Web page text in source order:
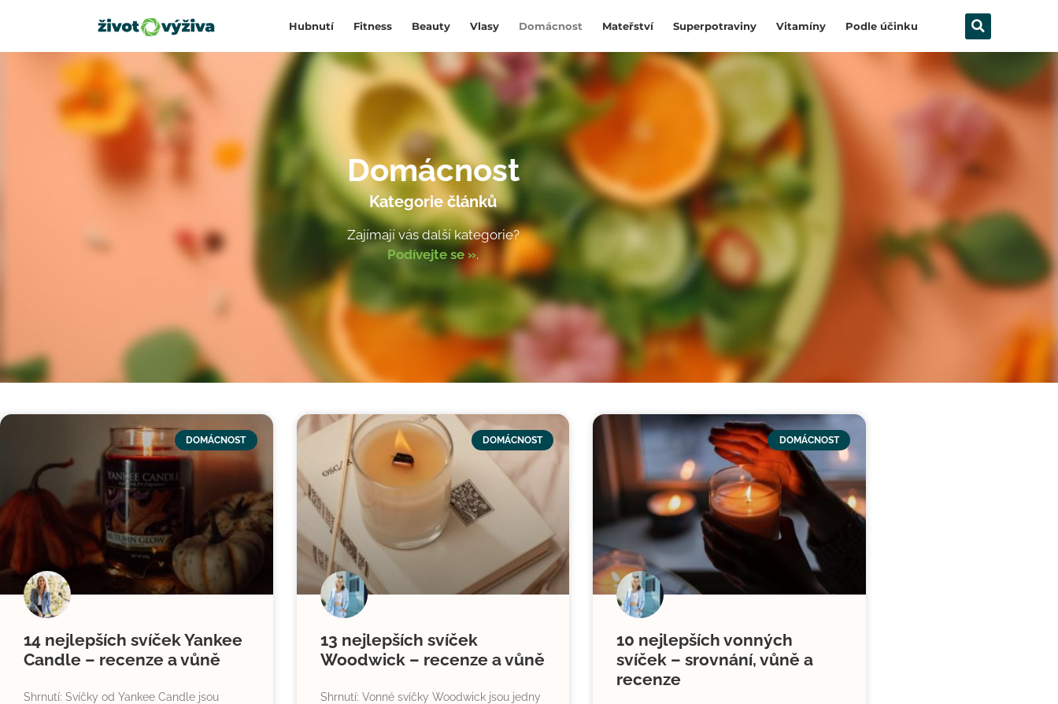
Hubnutí Fitness Beauty Vlasy Domácnost Mateřství Superpotraviny Vitamíny Podle účinku
Domácnost
Kategorie článků
Zajímají vás další kategorie?
Podívejte se ».
DOMÁCNOST
14 nejlepších svíček Yankee
Candle – recenze a vůně
Shrnutí: Svíčky od Yankee Candle jsou
DOMÁCNOST
13 nejlepších svíček
Woodwick – recenze a vůně
Shrnutí: Vonné svíčky Woodwick jsou jedny
DOMÁCNOST
10 nejlepších vonných
svíček – srovnání, vůně a
recenze